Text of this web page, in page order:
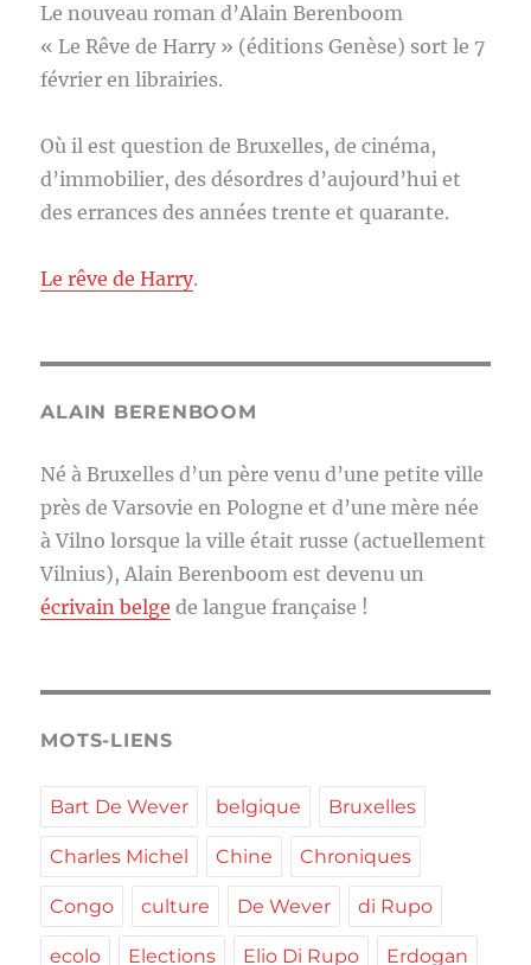
Le nouveau roman d’Alain Berenboom
« Le Rêve de Harry » (éditions Genèse) sort le 7
février en librairies.
Où il est question de Bruxelles, de cinéma,
d’immobilier, des désordres d’aujourd’hui et
des errances des années trente et quarante.
Le rêve de Harry.
ALAIN BERENBOOM
Né à Bruxelles d’un père venu d’une petite ville
près de Varsovie en Pologne et d’une mère née
à Vilno lorsque la ville était russe (actuellement
Vilnius), Alain Berenboom est devenu un
écrivain belge de langue française !
MOTS-LIENS
Bart De Wever belgique Bruxelles
Charles Michel Chine Chroniques
Congo culture De Wever di Rupo
ecolo Elections Elio Di Rupo Erdogan